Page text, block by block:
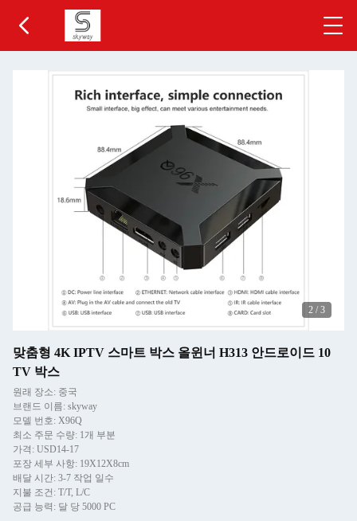
2 / 3
맞춤형 4K IPTV 스마트 박스 올윈너 H313 안드로이드 10
TV 박스
원래 장소: 중국
브랜드 이름: skyway
모델 번호: X96Q
최소 주문 수량: 1개 부분
가격: USD14-17
포장 세부 사항: 19X12X8cm
배달 시간: 3-7 작업 일수
지불 조건: T/T, L/C
공급 능력: 달 당 5000 PC